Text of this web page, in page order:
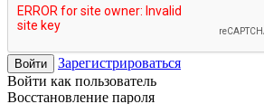
Войти
Зарегистрироваться
Войти как пользователь
Восстановление пароля